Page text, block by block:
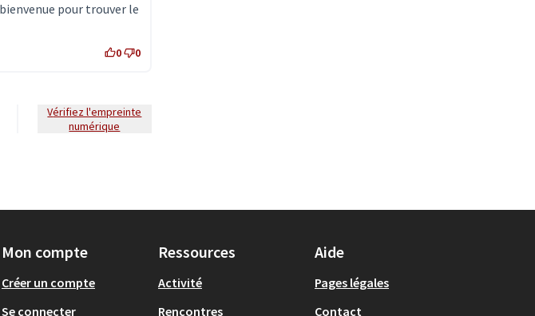
pour trouver le
0 0
Vérifiez l'empreinte
numérique
Mon compte
Créer un compte
Se connecter
Ressources
Activité
Rencontres
Aide
Pages légales
Contact